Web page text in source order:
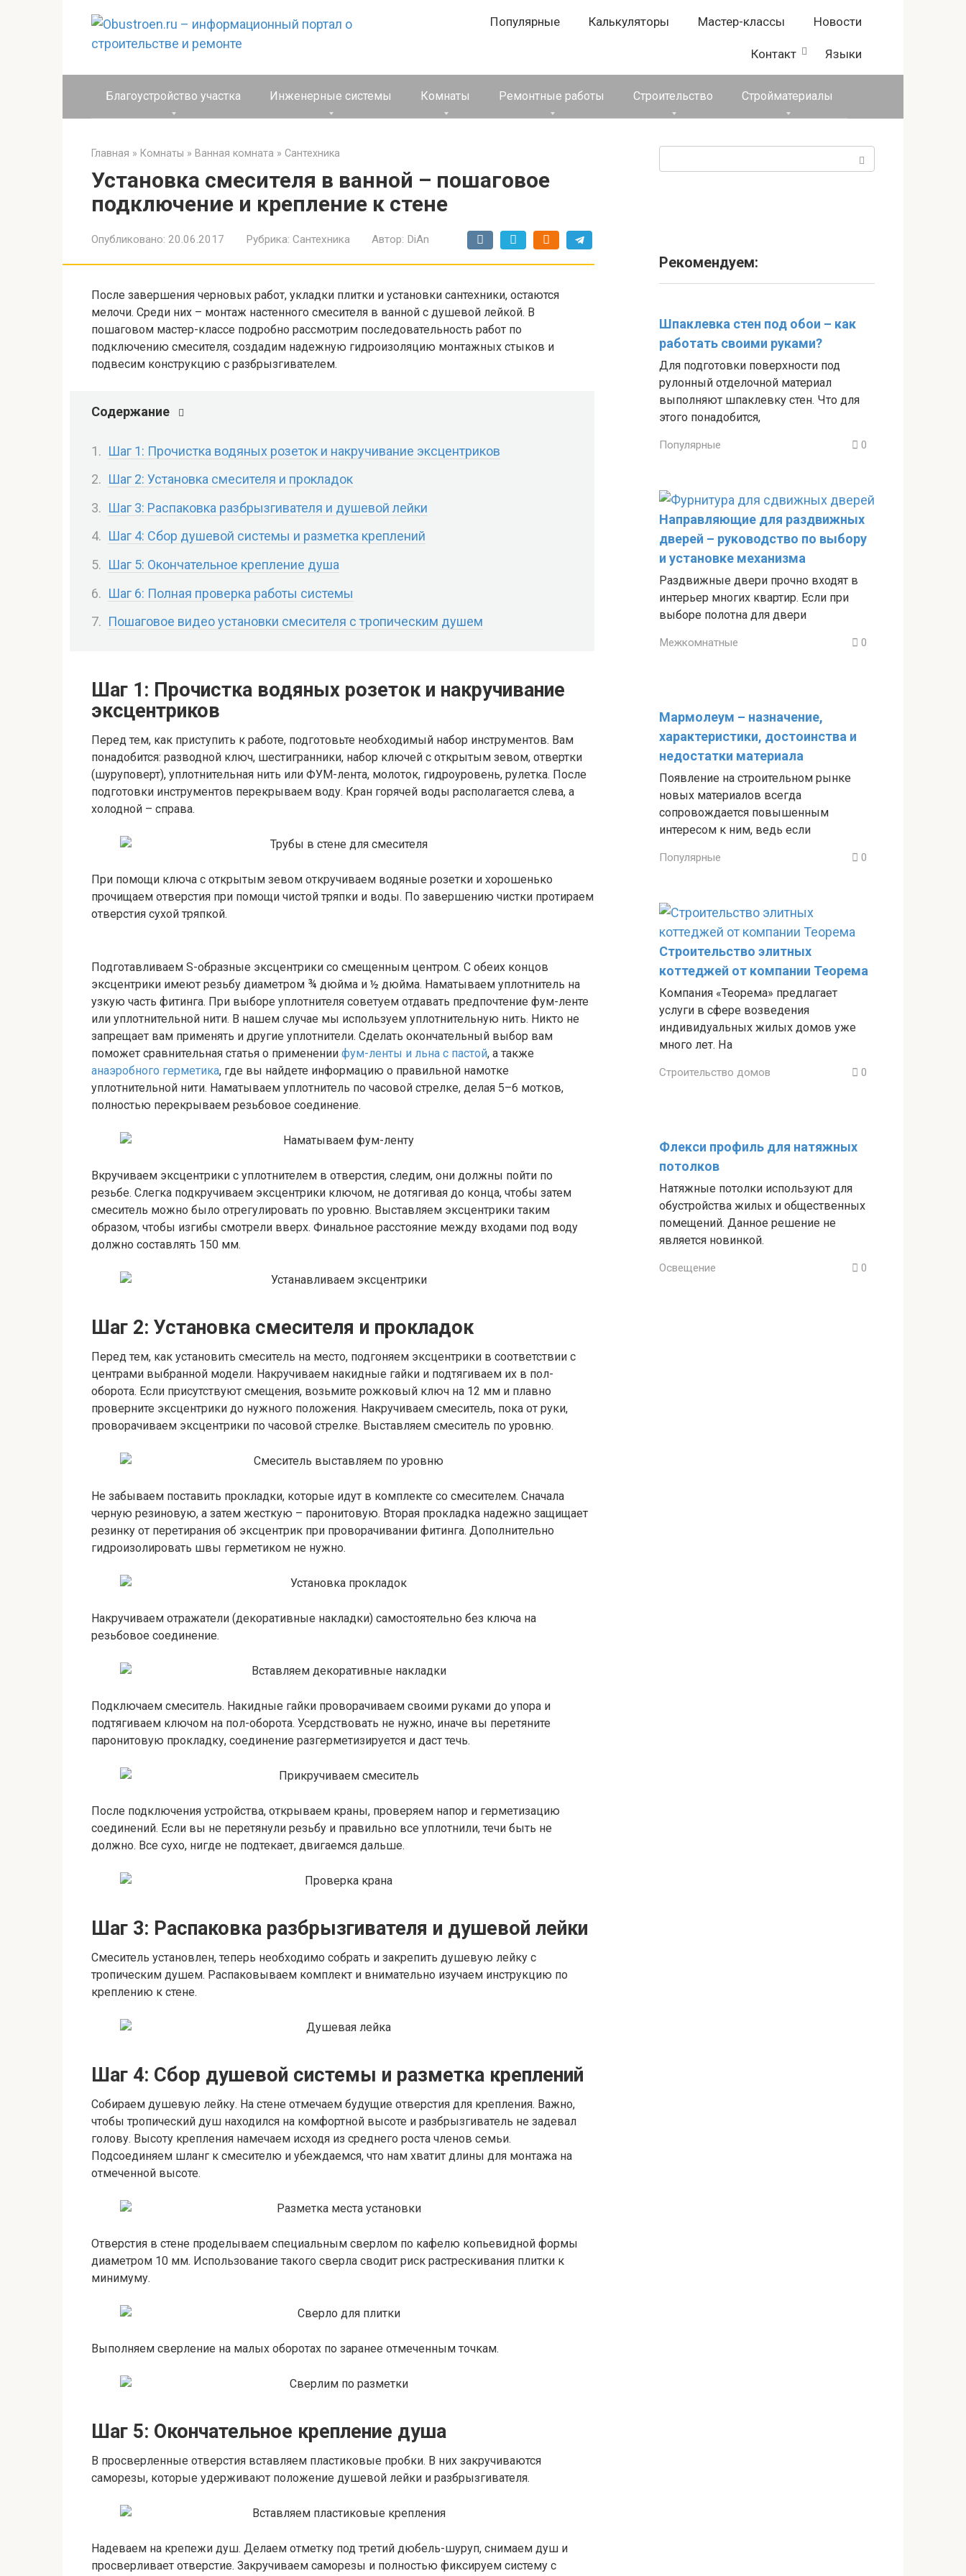
Популярные Калькуляторы Мастер-классы Новости
Контакт Языки
Благоустройство участка Инженерные системы Комнаты Ремонтные работы Строительство Стройматериалы
Главная » Комнаты » Ванная комната » Сантехника
Установка смесителя в ванной – пошаговое
подключение и крепление к стене
Опубликовано: 20.06.2017 Рубрика: Сантехника Автор: DiAn
После завершения черновых работ, укладки плитки и установки сантехники, остаются
мелочи. Среди них – монтаж настенного смесителя в ванной с душевой лейкой. В
пошаговом мастер-классе подробно рассмотрим последовательность работ по
подключению смесителя, создадим надежную гидроизоляцию монтажных стыков и
подвесим конструкцию с разбрызгивателем.
Содержание
Шаг 1: Прочистка водяных розеток и накручивание эксцентриков
Шаг 2: Установка смесителя и прокладок
Шаг 3: Распаковка разбрызгивателя и душевой лейки
Шаг 4: Сбор душевой системы и разметка креплений
Шаг 5: Окончательное крепление душа
Шаг 6: Полная проверка работы системы
Пошаговое видео установки смесителя с тропическим душем
Шаг 1: Прочистка водяных розеток и накручивание
эксцентриков
Перед тем, как приступить к работе, подготовьте необходимый набор инструментов. Вам
понадобится: разводной ключ, шестигранники, набор ключей с открытым зевом, отвертки
(шуруповерт), уплотнительная нить или ФУМ-лента, молоток, гидроуровень, рулетка. После
подготовки инструментов перекрываем воду. Кран горячей воды располагается слева, а
холодной – справа.
При помощи ключа с открытым зевом откручиваем водяные розетки и хорошенько
прочищаем отверстия при помощи чистой тряпки и воды. По завершению чистки протираем
отверстия сухой тряпкой.
Подготавливаем S-образные эксцентрики со смещенным центром. С обеих концов
эксцентрики имеют резьбу диаметром ¾ дюйма и ½ дюйма. Наматываем уплотнитель на
узкую часть фитинга. При выборе уплотнителя советуем отдавать предпочтение фум-ленте
или уплотнительной нити. В нашем случае мы используем уплотнительную нить. Никто не
запрещает вам применять и другие уплотнители. Сделать окончательный выбор вам
поможет сравнительная статья о применении фум-ленты и льна с пастой, а также
анаэробного герметика, где вы найдете информацию о правильной намотке
уплотнительной нити. Наматываем уплотнитель по часовой стрелке, делая 5–6 мотков,
полностью перекрываем резьбовое соединение.
Вкручиваем эксцентрики с уплотнителем в отверстия, следим, они должны пойти по
резьбе. Слегка подкручиваем эксцентрики ключом, не дотягивая до конца, чтобы затем
смеситель можно было отрегулировать по уровню. Выставляем эксцентрики таким
образом, чтобы изгибы смотрели вверх. Финальное расстояние между входами под воду
должно составлять 150 мм.
Шаг 2: Установка смесителя и прокладок
Перед тем, как установить смеситель на место, подгоняем эксцентрики в соответствии с
центрами выбранной модели. Накручиваем накидные гайки и подтягиваем их в пол-
оборота. Если присутствуют смещения, возьмите рожковый ключ на 12 мм и плавно
проверните эксцентрики до нужного положения. Накручиваем смеситель, пока от руки,
проворачиваем эксцентрики по часовой стрелке. Выставляем смеситель по уровню.
Не забываем поставить прокладки, которые идут в комплекте со смесителем. Сначала
черную резиновую, а затем жесткую – паронитовую. Вторая прокладка надежно защищает
резинку от перетирания об эксцентрик при проворачивании фитинга. Дополнительно
гидроизолировать швы герметиком не нужно.
Накручиваем отражатели (декоративные накладки) самостоятельно без ключа на
резьбовое соединение.
Подключаем смеситель. Накидные гайки проворачиваем своими руками до упора и
подтягиваем ключом на пол-оборота. Усердствовать не нужно, иначе вы перетяните
паронитовую прокладку, соединение разгерметизируется и даст течь.
После подключения устройства, открываем краны, проверяем напор и герметизацию
соединений. Если вы не перетянули резьбу и правильно все уплотнили, течи быть не
должно. Все сухо, нигде не подтекает, двигаемся дальше.
Шаг 3: Распаковка разбрызгивателя и душевой лейки
Смеситель установлен, теперь необходимо собрать и закрепить душевую лейку с
тропическим душем. Распаковываем комплект и внимательно изучаем инструкцию по
креплению к стене.
Шаг 4: Сбор душевой системы и разметка креплений
Собираем душевую лейку. На стене отмечаем будущие отверстия для крепления. Важно,
чтобы тропический душ находился на комфортной высоте и разбрызгиватель не задевал
голову. Высоту крепления намечаем исходя из среднего роста членов семьи.
Подсоединяем шланг к смесителю и убеждаемся, что нам хватит длины для монтажа на
отмеченной высоте.
Отверстия в стене проделываем специальным сверлом по кафелю копьевидной формы
диаметром 10 мм. Использование такого сверла сводит риск растрескивания плитки к
минимуму.
Выполняем сверление на малых оборотах по заранее отмеченным точкам.
Шаг 5: Окончательное крепление душа
В просверленные отверстия вставляем пластиковые пробки. В них закручиваются
саморезы, которые удерживают положение душевой лейки и разбрызгивателя.
Надеваем на крепежи душ. Делаем отметку под третий дюбель-шуруп, снимаем душ и
просверливает отверстие. Закручиваем саморезы и полностью фиксируем систему с
Рекомендуем:
Шпаклевка стен под обои – как
работать своими руками?
Для подготовки поверхности под
рулонный отделочной материал
выполняют шпаклевку стен. Что для
этого понадобится,
Популярные 0
Направляющие для раздвижных
дверей – руководство по выбору
и установке механизма
Раздвижные двери прочно входят в
интерьер многих квартир. Если при
выборе полотна для двери
Межкомнатные 0
Мармолеум – назначение,
характеристики, достоинства и
недостатки материала
Появление на строительном рынке
новых материалов всегда
сопровождается повышенным
интересом к ним, ведь если
Популярные 0
Строительство элитных
коттеджей от компании Теорема
Компания «Теорема» предлагает
услуги в сфере возведения
индивидуальных жилых домов уже
много лет. На
Строительство домов 0
Флекси профиль для натяжных
потолков
Натяжные потолки используют для
обустройства жилых и общественных
помещений. Данное решение не
является новинкой.
Освещение 0